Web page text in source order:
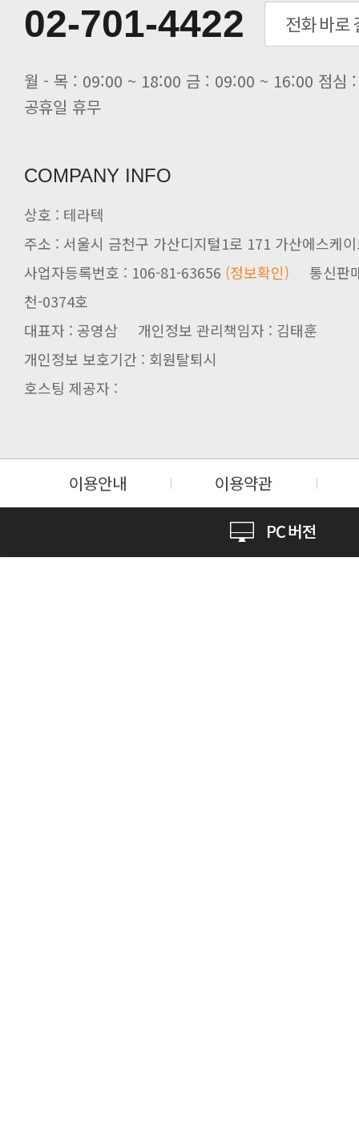
[전자신문] 테라텍과 함께 최적의
[전자신문] AI 인프라 써보고 결정..
[전자신문] 공영삼 테라텍 대표 “단..
[전자신문] 당신의 AI GPU, 지..
02-701-4422
공휴일 휴무
COMPANY INFO
상호 : 테라텍
주소 : 서울시 금천구 가산디지털1로 171 가산에스케
사업자등록번호 : 106-81-63656 (정보확인)
천-0374호
대표자 : 공영삼 개인정보 관리책임자 : 김태훈
개인정보 보호기간 : 회원탈퇴시
호스팅 제공자 :
이용안내 이용약관